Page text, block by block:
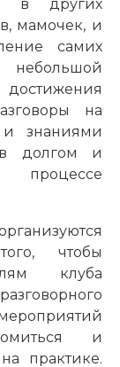
в других
мамочек, и
самих
достижения
на
знаниями
долгом и
процессе
чтобы
клуба
и
практике.